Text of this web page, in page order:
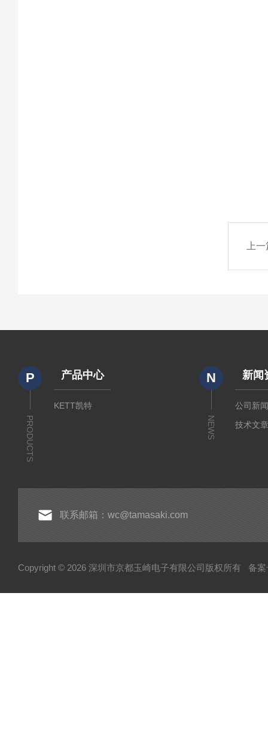
上
P
PRODUCTS
产品中心
KETT凯特
N
NEWS
新闻
公司新
技术文
联系邮箱：wc@tamasaki.com
Copyright © 2026 深圳市京都玉崎电子有限公司版权所有 备案